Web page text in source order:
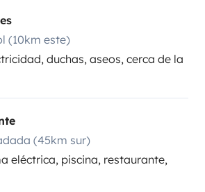
(10km este)
duchas, aseos, cerca de la
(45km sur)
eléctrica, piscina, restaurante,